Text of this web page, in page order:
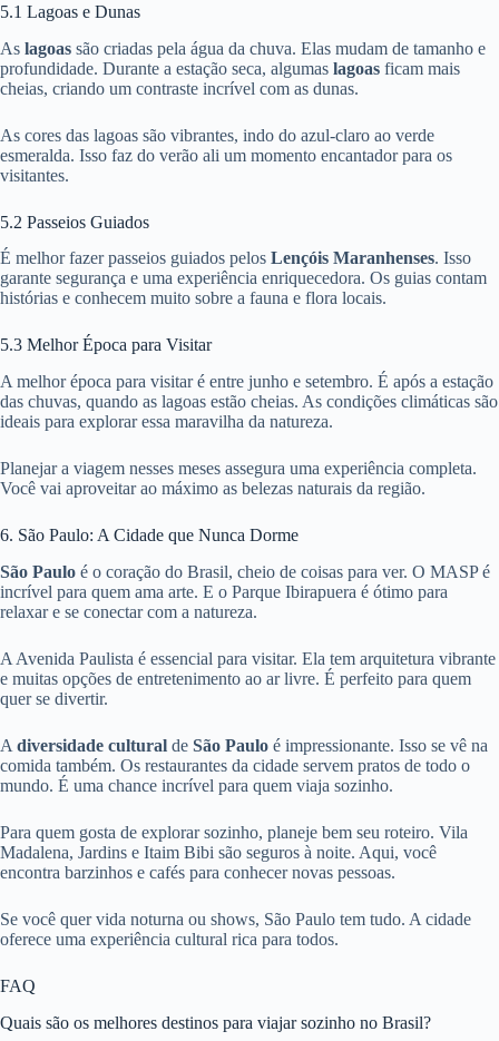
5.1 Lagoas e Dunas
As lagoas são criadas pela água da chuva. Elas mudam de tamanho e
profundidade. Durante a estação seca, algumas lagoas ficam mais
cheias, criando um contraste incrível com as dunas.
As cores das lagoas são vibrantes, indo do azul-claro ao verde
esmeralda. Isso faz do verão ali um momento encantador para os
visitantes.
5.2 Passeios Guiados
É melhor fazer passeios guiados pelos Lençóis Maranhenses. Isso
garante segurança e uma experiência enriquecedora. Os guias contam
histórias e conhecem muito sobre a fauna e flora locais.
5.3 Melhor Época para Visitar
A melhor época para visitar é entre junho e setembro. É após a estação
das chuvas, quando as lagoas estão cheias. As condições climáticas são
ideais para explorar essa maravilha da natureza.
Planejar a viagem nesses meses assegura uma experiência completa.
Você vai aproveitar ao máximo as belezas naturais da região.
6. São Paulo: A Cidade que Nunca Dorme
São Paulo é o coração do Brasil, cheio de coisas para ver. O MASP é
incrível para quem ama arte. E o Parque Ibirapuera é ótimo para
relaxar e se conectar com a natureza.
A Avenida Paulista é essencial para visitar. Ela tem arquitetura vibrante
e muitas opções de entretenimento ao ar livre. É perfeito para quem
quer se divertir.
A diversidade cultural de São Paulo é impressionante. Isso se vê na
comida também. Os restaurantes da cidade servem pratos de todo o
mundo. É uma chance incrível para quem viaja sozinho.
Para quem gosta de explorar sozinho, planeje bem seu roteiro. Vila
Madalena, Jardins e Itaim Bibi são seguros à noite. Aqui, você
encontra barzinhos e cafés para conhecer novas pessoas.
Se você quer vida noturna ou shows, São Paulo tem tudo. A cidade
oferece uma experiência cultural rica para todos.
FAQ
Quais são os melhores destinos para viajar sozinho no Brasil?